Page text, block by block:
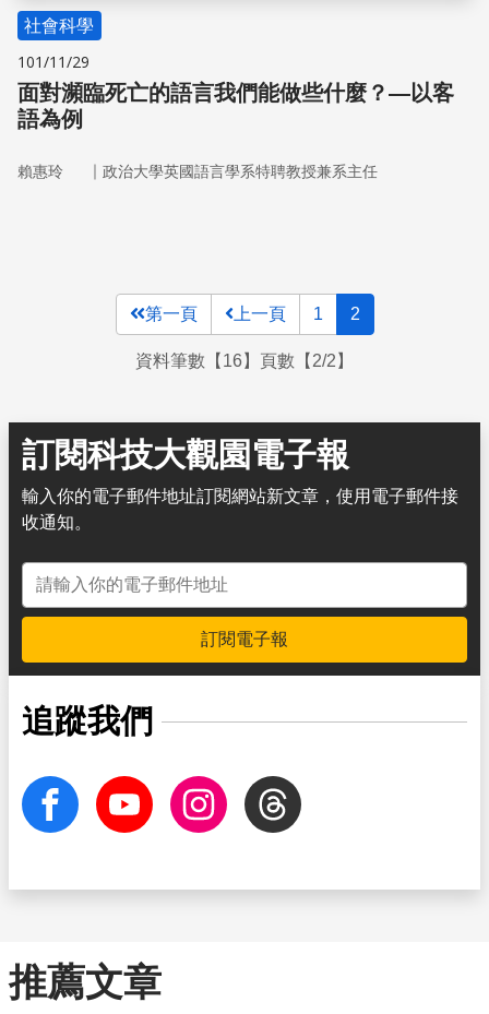
社會科學
101/11/29
面對瀕臨死亡的語言我們能做些什麼？—以客
語為例
賴惠玲 ｜ 政治大學英國語言學系特聘教授兼系主任
第一頁 上一頁 1 2
資料筆數【16】頁數【2/2】
訂閱科技大觀園電子報
輸入你的電子郵件地址訂閱網站新文章，使用電子郵件接
收通知。
電子郵件地址
訂閱電子報
追蹤我們
facebook Youtube InstagramThreads
推薦文章